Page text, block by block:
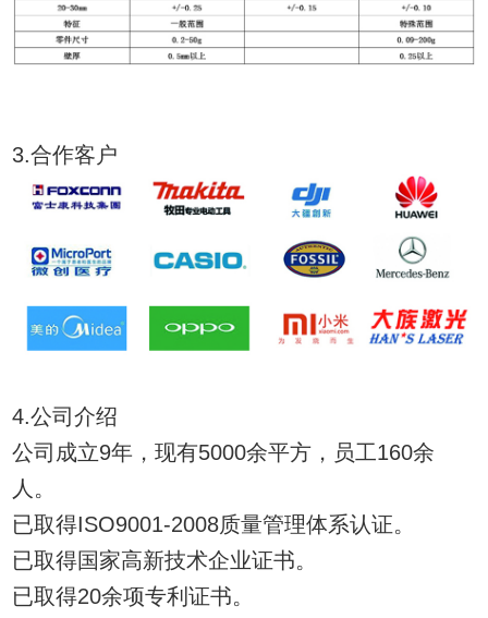
3.合作客户
4.公司介绍
公司成立9年，现有5000余平方，员工160余
人。
已取得ISO9001-2008质量管理体系认证。
已取得国家高新技术企业证书。
已取得20余项专利证书。